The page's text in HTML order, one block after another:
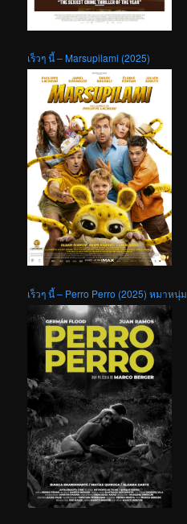
เร็วๆ นี้ – Marsupilami (2025)
เร็วๆ นี้ – Perro Perro (2025) หมาหนุ่ม